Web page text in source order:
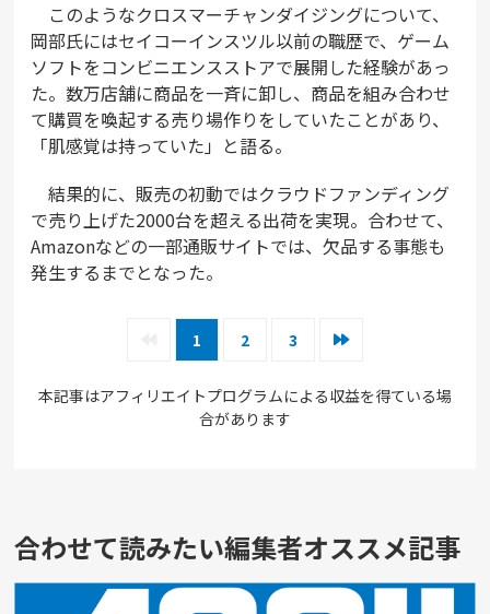
このようなクロスマーチャンダイジングについて、
岡部氏にはセイコーインスツル以前の職歴で、ゲーム
ソフトをコンビニエンスストアで展開した経験があっ
た。数万店舗に商品を一斉に卸し、商品を組み合わせ
て購買を喚起する売り場作りをしていたことがあり、
「肌感覚は持っていた」と語る。
結果的に、販売の初動ではクラウドファンディング
で売り上げた2000台を超える出荷を実現。合わせて、
Amazonなどの一部通販サイトでは、欠品する事態も
発生するまでとなった。
1 2 3
本記事はアフィリエイトプログラムによる収益を得ている場
合があります
合わせて読みたい編集者オススメ記事